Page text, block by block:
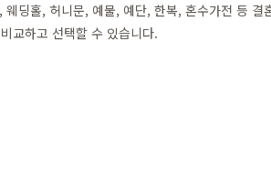
딩홀, 허니문, 예물, 예단, 한복, 혼수가전 등 결
교하고 선택할 수 있습니다.